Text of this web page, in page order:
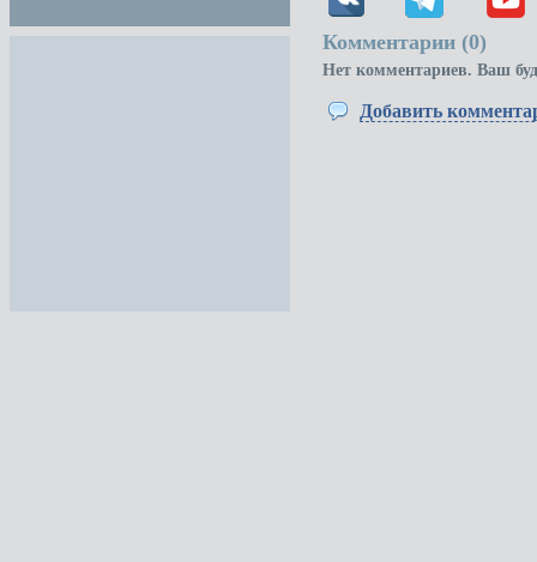
Комментарии (0)
Нет комментариев. Ваш
Добавить